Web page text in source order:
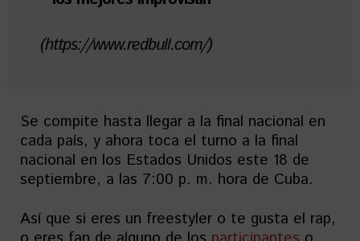
(https://www.redbull.com/)
Se compite hasta llegar a la final nacional en
cada país, y ahora toca el turno a la final
nacional en los Estados Unidos este 18 de
septiembre, a las 7:00 p. m. hora de Cuba.
Así que si eres un freestyler o te gusta el rap,